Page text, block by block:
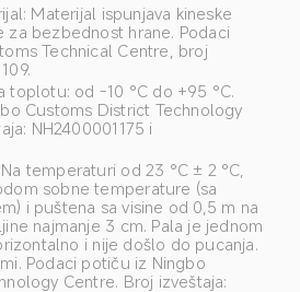
Materijal ispunjava kineske
za bezbednost hrane. Podaci
Technical Centre, broj
toplotu: od -10 °C do +95 °C.
Customs District Technology
NH2400001175 i
temperaturi od 23 °C ± 2 °C,
sobne temperature (sa
i puštena sa visine od 0,5 m na
najmanje 3 cm. Pala je jednom
i nije došlo do pucanja.
Podaci potiču iz Ningbo
Centre. Broj izveštaja: